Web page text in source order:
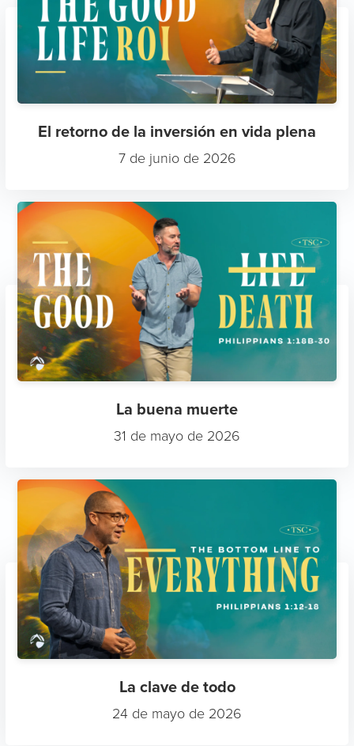
El retorno de la inversión en vida plena
7 de junio de 2026
La buena muerte
31 de mayo de 2026
La clave de todo
24 de mayo de 2026